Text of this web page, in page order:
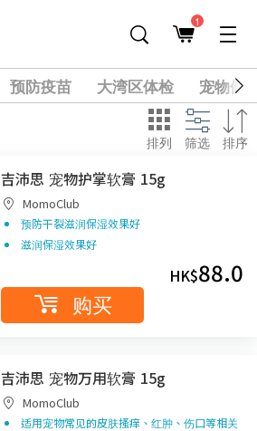
1
预防疫苗 大湾区体检
宠物健
排列 筛选 排序
吉沛思 宠物护掌软膏 15g
MomoClub
预防干裂滋润保湿效果好
滋润保湿效果好
HK$88.0
购买
吉沛思 宠物万用软膏 15g
MomoClub
适用宠物常见的皮肤搔痒、红肿、伤口等相关